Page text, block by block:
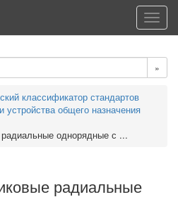
»
классификатор стандартов
общего назначения
однорядные с ...
радиальные